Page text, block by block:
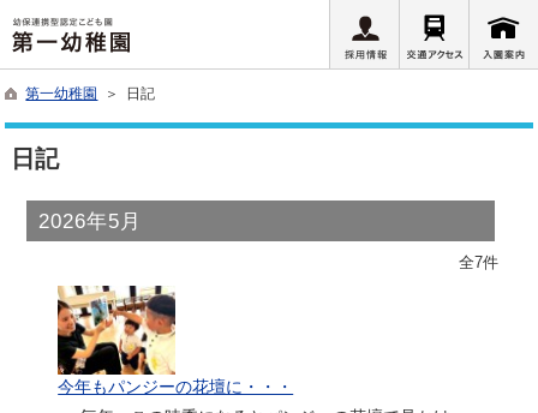
第一幼稚園 ＞ 日記
日記
2026年5月
全7件
今年もパンジーの花壇に・・・